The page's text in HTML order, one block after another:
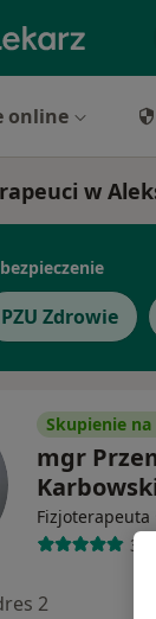
online
w
PZU Zdrowie
Skupienie na
mgr
Fizjoterapeuta
2